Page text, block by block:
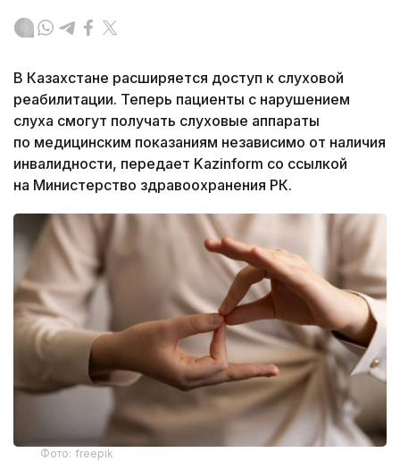
В Казахстане расширяется доступ к слуховой
реабилитации. Теперь пациенты с нарушением
слуха смогут получать слуховые аппараты
по медицинским показаниям независимо от наличия
инвалидности, передает Kazinform со ссылкой
на Министерство здравоохранения РК.
Фото: freepik